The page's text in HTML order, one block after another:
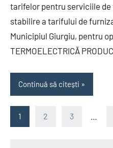
tarifelor pentru serviciile
stabilire a tarifului de
Municipiul Giurgiu, pentru
TERMOELECTRICĂ
Continuă să citești
Posts
1 2 3